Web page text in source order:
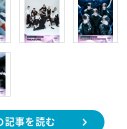
記事を読む